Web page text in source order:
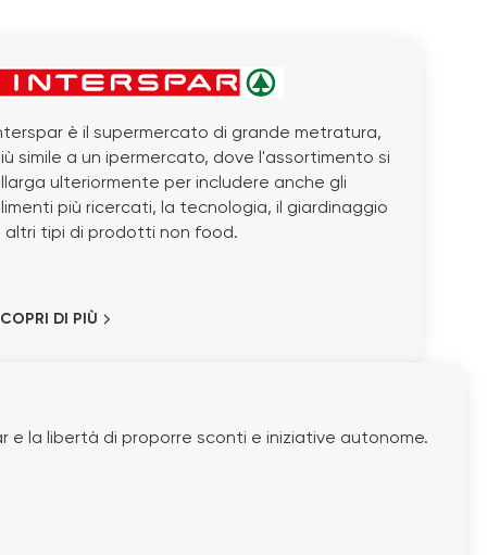
è il supermercato di grande metratura,
simile a un ipermercato, dove l'assortimento si
ulteriormente per includere anche gli
più ricercati, la tecnologia, il giardinaggio
altri tipi di prodotti non food.
DI PIÙ
la libertà di proporre sconti e iniziative autonome.